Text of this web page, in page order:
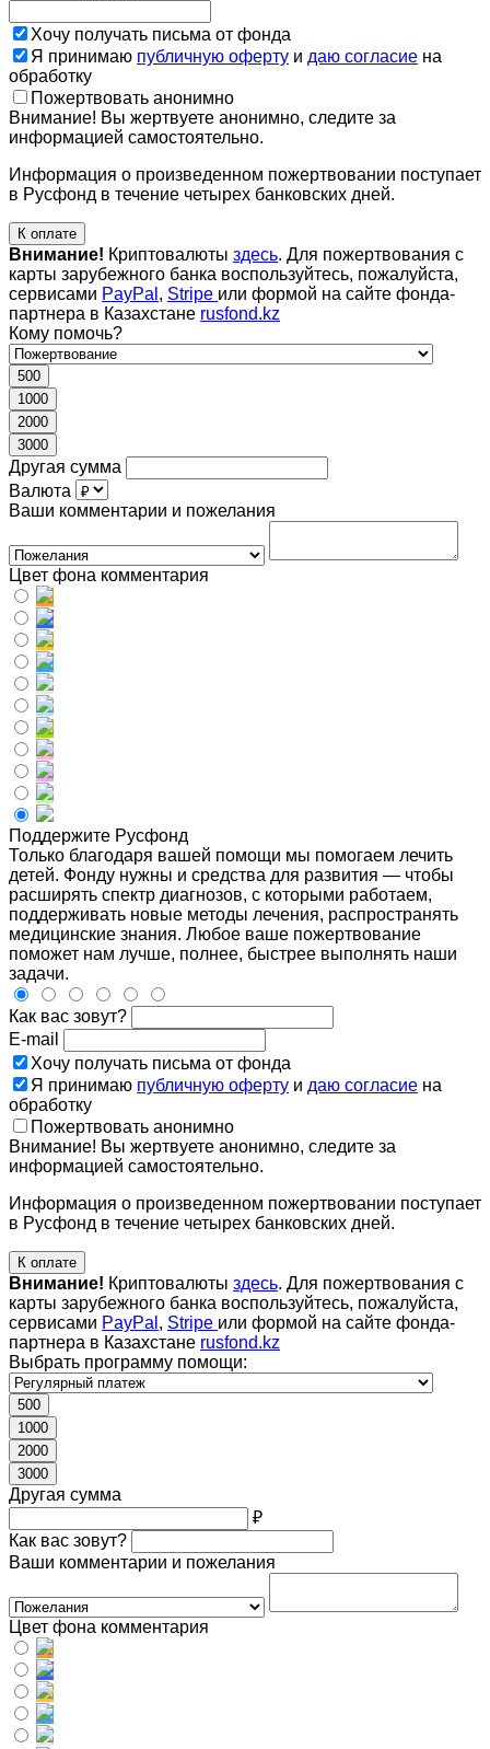
Хочу получать письма от фонда
Я принимаю публичную оферту и даю согласие на
обработку
Пожертвовать анонимно
Внимание! Вы жертвуете анонимно, следите за
информацией самостоятельно.
Информация о произведенном пожертвовании поступает
в Русфонд в течение четырех банковских дней.
К оплате
Внимание! Криптовалюты здесь. Для пожертвования с
карты зарубежного банка воспользуйтесь, пожалуйста,
сервисами PayPal , Stripe или формой на сайте фонда-
партнера в Казахстане rusfond.kz
Кому помочь?
500
1000
2000
3000
Другая сумма
Валюта
Ваши комментарии и пожелания
Цвет фона комментария
Поддержите Русфонд
Только благодаря вашей помощи мы помогаем лечить
детей. Фонду нужны и средства для развития — чтобы
расширять спектр диагнозов, с которыми работаем,
поддерживать новые методы лечения, распространять
медицинские знания. Любое ваше пожертвование
поможет нам лучше, полнее, быстрее выполнять наши
задачи.
Как вас зовут?
E-mail
Хочу получать письма от фонда
Я принимаю публичную оферту и даю согласие на
обработку
Пожертвовать анонимно
Внимание! Вы жертвуете анонимно, следите за
информацией самостоятельно.
Информация о произведенном пожертвовании поступает
в Русфонд в течение четырех банковских дней.
К оплате
Внимание! Криптовалюты здесь. Для пожертвования с
карты зарубежного банка воспользуйтесь, пожалуйста,
сервисами PayPal , Stripe или формой на сайте фонда-
партнера в Казахстане rusfond.kz
Выбрать программу помощи:
500
1000
2000
3000
Другая сумма
₽
Как вас зовут?
Ваши комментарии и пожелания
Цвет фона комментария